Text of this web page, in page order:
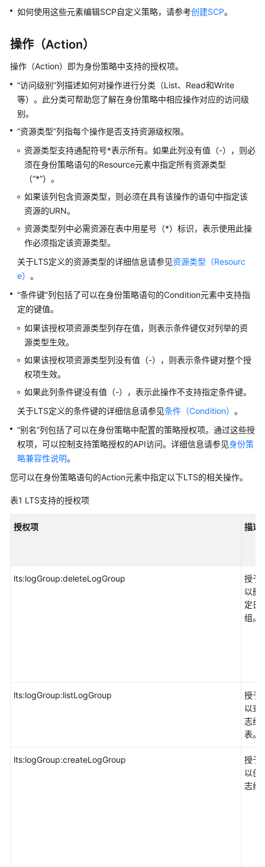
参
算
存
网
络
容
CDN
与
智
能
数
据
安
全
与
规
人
工
能
物
维
如何使用这些元素编辑SCP自定义策略，请参考创建SCP。
操作（Action）
操作（Action）即为身份策略中支持的授权项。
“访问级别”列描述如何对操作进行分类（List、Read和Write
等）。此分类可帮助您了解在身份策略中相应操作对应的访问级
别。
“资源类型”列指每个操作是否支持资源级权限。
资源类型支持通配符号*表示所有。如果此列没有值（-），则必
须在身份策略语句的Resource元素中指定所有资源类型
（“*”）。
如果该列包含资源类型，则必须在具有该操作的语句中指定该
资源的URN。
资源类型列中必需资源在表中用星号（*）标识，表示使用此操
作必须指定该资源类型。
关于LTS定义的资源类型的详细信息请参见资源类型（Resourc
e） 。
“条件键”列包括了可以在身份策略语句的Condition元素中支持指
定的键值。
如果该授权项资源类型列存在值，则表示条件键仅对列举的资
源类型生效。
如果该授权项资源类型列没有值（-），则表示条件键对整个授
权项生效。
如果此列条件键没有值（-），表示此操作不支持指定条件键。
关于LTS定义的条件键的详细信息请参见条件（Condition） 。
“别名”列包括了可以在身份策略中配置的策略授权项。通过这些授
权项，可以控制支持策略授权的API访问。详细信息请参见身份策
略兼容性说明。
您可以在身份策略语句的Action元素中指定以下LTS的相关操作。
表1 LTS支持的授权项
授权项 描述
lts:logGroup:deleteLogGroup
授予
以删
定日
组。
lts:logGroup:listLogGroup
授予
以查
志组
表。
lts:logGroup:createLogGroup
授予
以创
志组